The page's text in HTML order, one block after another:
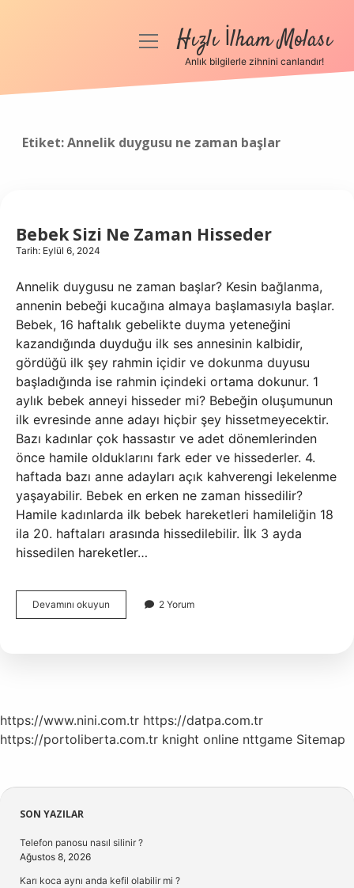
Anasayfa
menüyüHızlı İlham Molası
Anlık bilgilerle zihnini canlandır!
Etiket:Annelik duygusu ne zaman başlar
Bebek Sizi Ne Zaman Hisseder
Tarih: Eylül 6, 2024
Annelik duygusu ne zaman başlar? Kesin bağlanma,
annenin bebeği kucağına almaya başlamasıyla başlar.
Bebek, 16 haftalık gebelikte duyma yeteneğini
kazandığında duyduğu ilk ses annesinin kalbidir,
gördüğü ilk şey rahmin içidir ve dokunma duyusu
başladığında ise rahmin içindeki ortama dokunur. 1
aylık bebek anneyi hisseder mi? Bebeğin oluşumunun
ilk evresinde anne adayı hiçbir şey hissetmeyecektir.
Bazı kadınlar çok hassastır ve adet dönemlerinden
önce hamile olduklarını fark eder ve hissederler. 4.
haftada bazı anne adayları açık kahverengi lekelenme
yaşayabilir. Bebek en erken ne zaman hissedilir?
Hamile kadınlarda ilk bebek hareketleri hamileliğin 18
ila 20. haftaları arasında hissedilebilir. İlk 3 ayda
hissedilen hareketler…
Devamını okuyun
Sizi
2 Yorum
https://www.nini.com.tr https://datpa.com.tr
https://portoliberta.com.tr knight online nttgame Sitemap
Sidebar
SON YAZILAR
Telefon panosu nasıl silinir ?
Ağustos 8, 2026
Karı koca aynı anda kefil olabilir mi ?